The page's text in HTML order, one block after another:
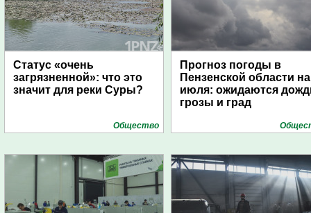
Статус «очень
загрязненной»: что это
значит для реки Суры?
Общество
Прогноз погоды в
Пензенской области
июля: ожидаются
грозы и град